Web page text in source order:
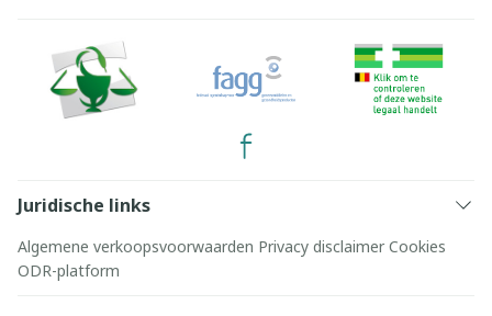
Juridische links
Algemene verkoopsvoorwaarden Privacy disclaimer Cookies
ODR-platform